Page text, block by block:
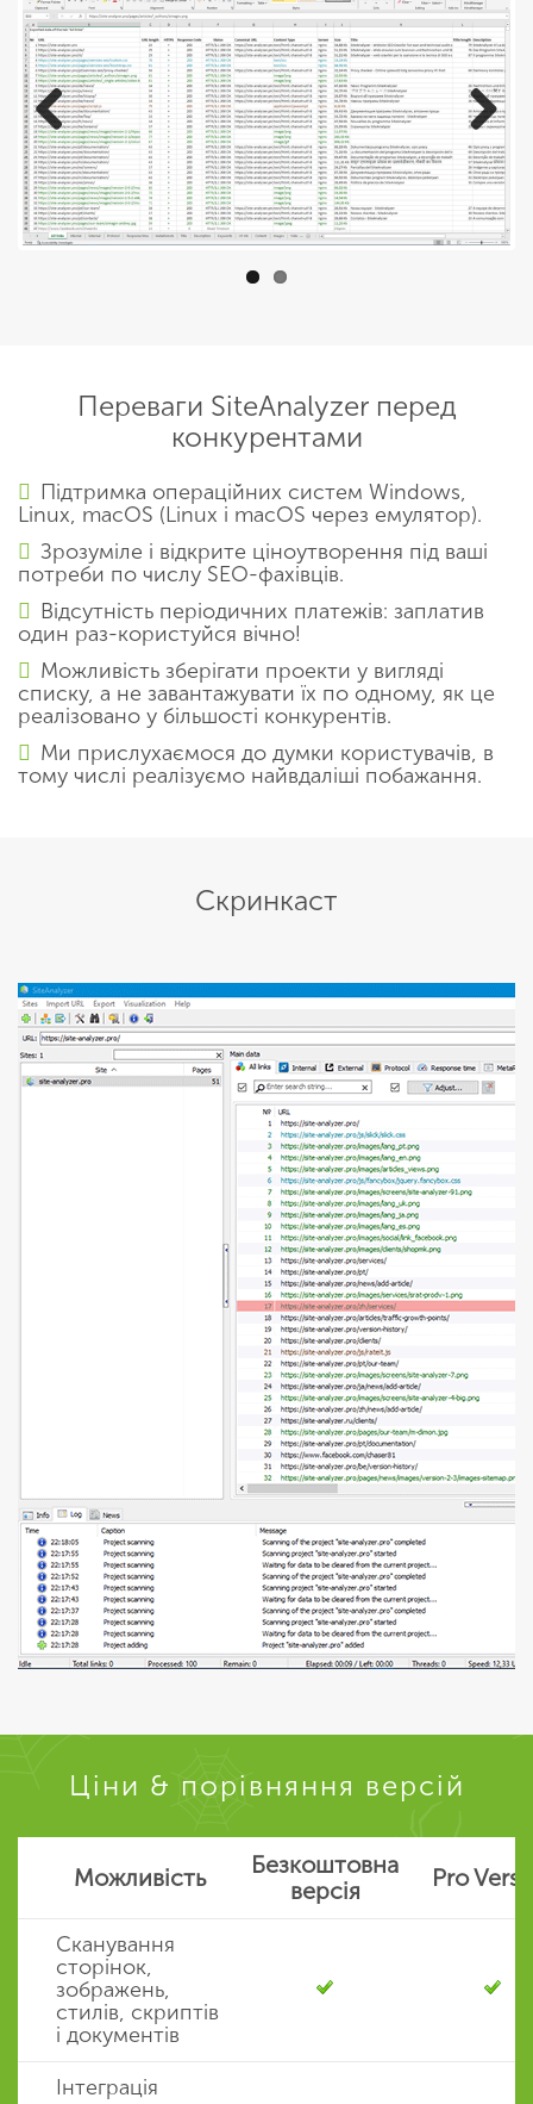
Previous Next
Переваги SiteAnalyzer перед
конкурентами
Підтримка операційних систем Windows,
Linux, macOS (Linux і macOS через емулятор).
Зрозуміле і відкрите ціноутворення під ваші
потреби по числу SEO-фахівців.
Відсутність періодичних платежів: заплатив
один раз-користуйся вічно!
Можливість зберігати проекти у вигляді
списку, а не завантажувати їх по одному, як це
реалізовано у більшості конкурентів.
Ми прислухаємося до думки користувачів, в
тому числі реалізуємо найвдаліші побажання.
Скринкаст
Ціни & порівняння версій
Можливість
Безкоштовна
версія
Pro
Сканування
сторінок,
зображень,
стилів, скриптів
і документів
Iнтеграція